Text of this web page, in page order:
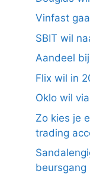
Vinfast
SBIT wil
Aandeel
Flix wil in
Oklo wil
Zo kies je
trading
beursgang